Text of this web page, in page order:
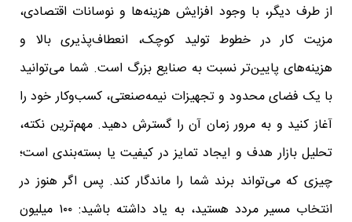
از طرف دیگر، با وجود افزایش هزینه‌ها و نوسانات اقتصادی،
مزیت کار در خطوط تولید کوچک، انعطاف‌پذیری بالا و
هزینه‌های پایین‌تر نسبت به صنایع بزرگ است. شما می‌توانید
با یک فضای محدود و تجهیزات نیمه‌صنعتی، کسب‌وکار خود را
آغاز کنید و به مرور زمان آن را گسترش دهید. مهم‌ترین نکته،
تحلیل بازار هدف و ایجاد تمایز در کیفیت یا بسته‌بندی است؛
چیزی که می‌تواند برند شما را ماندگار کند. پس اگر هنوز در
انتخاب مسیر مردد هستید، به یاد داشته باشید: ۱۰۰ میلیون